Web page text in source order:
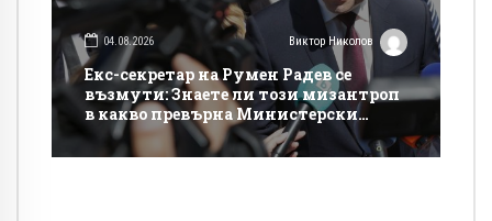
04.08.2026 Виктор Николов
Екс-секретар на Румен Радев се
възмути: Знаете ли този мизантроп
в какво превърна Министерски
съвет!?